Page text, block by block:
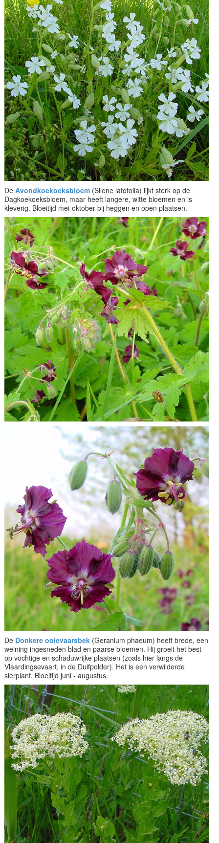
De Avondkoekoeksbloem (Silene latofolia) lijkt sterk op de
Dagkoekoeksbloem, maar heeft langere, witte bloemen en is
kleverig. Bloeitijd mei-oktober bij heggen en open plaatsen.
De Donkere ooievaarsbek (Geranium phaeum) heeft brede, een
weining ingesneden blad en paarse bloemen. Hij groeit het best
op vochtige en schaduwrijke plaatsen (zoals hier langs de
Vlaardingsevaart, in de Duifpolder). Het is een verwilderde
sierplant. Bloeitijd juni - augustus.